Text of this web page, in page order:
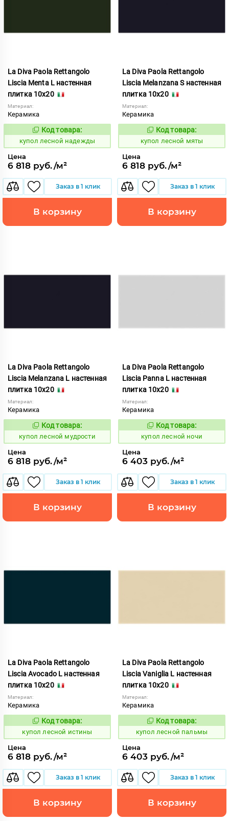
La Diva Paola Rettangolo
Liscia Menta L настенная
плитка 10x20
Материал:
Керамика
849557
Код товара:
купол лесной надежды
Цена
6 818 руб./м²
Заказ в 1 клик
В корзину
La Diva Paola Rettangolo
Liscia Melanzana S настенная
плитка 10x20
Материал:
Керамика
849556
Код товара:
купол лесной мяты
Цена
6 818 руб./м²
Заказ в 1 клик
В корзину
La Diva Paola Rettangolo
Liscia Melanzana L настенная
плитка 10x20
Материал:
Керамика
849555
Код товара:
купол лесной мудрости
Цена
6 818 руб./м²
Заказ в 1 клик
В корзину
La Diva Paola Rettangolo
Liscia Panna L настенная
плитка 10x20
Материал:
Керамика
849561
Код товара:
купол лесной ночи
Цена
6 403 руб./м²
Заказ в 1 клик
В корзину
La Diva Paola Rettangolo
Liscia Avocado L настенная
плитка 10x20
Материал:
Керамика
849536
Код товара:
купол лесной истины
Цена
6 818 руб./м²
Заказ в 1 клик
В корзину
La Diva Paola Rettangolo
Liscia Vaniglia L настенная
плитка 10x20
Материал:
Керамика
849567
Код товара:
купол лесной пальмы
Цена
6 403 руб./м²
Заказ в 1 клик
В корзину